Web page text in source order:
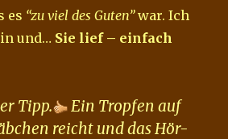
es “zu viel des Guten”war. Ich
und… Sie lief – einfach
Tipp.
Ein Tropfen auf
reicht und das Hör-